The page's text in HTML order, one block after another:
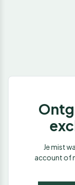
Je mist
account of